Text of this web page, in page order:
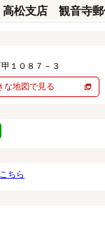
松支店 観音寺郵
１０８７－３
な地図で見る
こちら